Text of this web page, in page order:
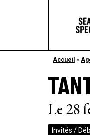
Accueil »
Le 28
Invités /